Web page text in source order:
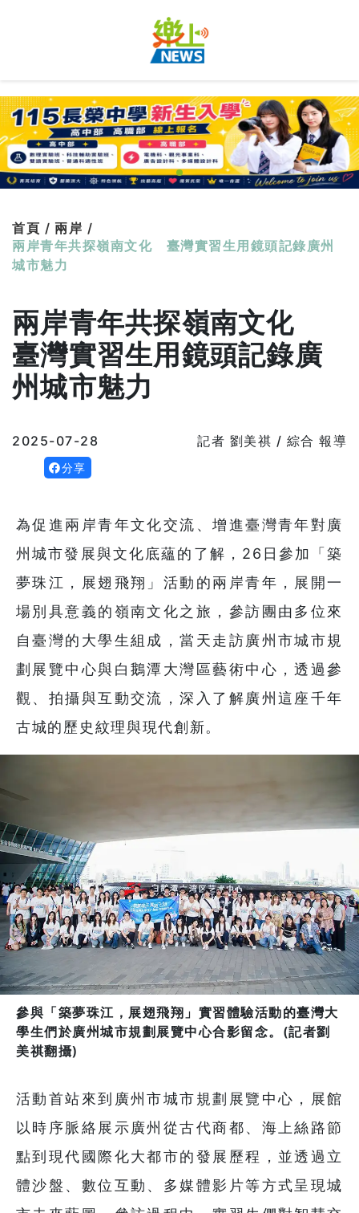
首頁 / 兩岸 /
兩岸青年共探嶺南文化 臺灣實習生用鏡頭記錄廣州
城市魅力
兩岸青年共探嶺南文化
臺灣實習生用鏡頭記錄廣
州城市魅力
2025-07-28 記者 劉美祺 / 綜合 報導
分享
為促進兩岸青年文化交流、增進臺灣青年對廣
州城市發展與文化底蘊的了解，26日參加「築
夢珠江，展翅飛翔」活動的兩岸青年，展開一
場別具意義的嶺南文化之旅，參訪團由多位來
自臺灣的大學生組成，當天走訪廣州市城市規
劃展覽中心與白鵝潭大灣區藝術中心，透過參
觀、拍攝與互動交流，深入了解廣州這座千年
古城的歷史紋理與現代創新。
參與「築夢珠江，展翅飛翔」實習體驗活動的臺灣大
學生們於廣州城市規劃展覽中心合影留念。(記者劉
美祺翻攝)
活動首站來到廣州市城市規劃展覽中心，展館
以時序脈絡展示廣州從古代商都、海上絲路節
點到現代國際化大都市的發展歷程，並透過立
體沙盤、數位互動、多媒體影片等方式呈現城